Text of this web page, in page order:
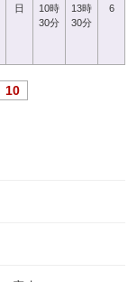
日
10時
30分
13時
30分
6
10